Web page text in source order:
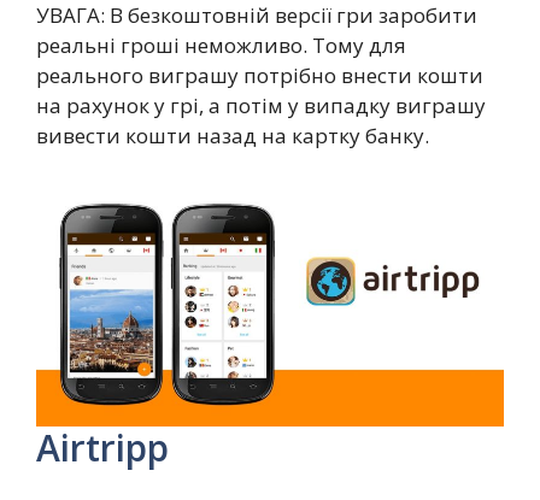
УВАГА: В безкоштовній версії гри заробити
реальні гроші неможливо. Тому для
реального виграшу потрібно внести кошти
на рахунок у грі, а потім у випадку виграшу
вивести кошти назад на картку банку.
Airtripp